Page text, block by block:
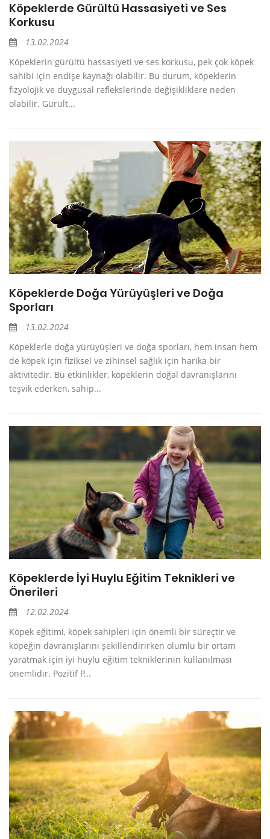
Köpeklerde Gürültü Hassasiyeti ve Ses
Korkusu
13.02.2024
Köpeklerin gürültü hassasiyeti ve ses korkusu, pek çok köpek
sahibi için endişe kaynağı olabilir. Bu durum, köpeklerin
fizyolojik ve duygusal reflekslerinde değişikliklere neden
olabilir. Gürült...
Köpeklerde Doğa Yürüyüşleri ve Doğa
Sporları
13.02.2024
Köpeklerle doğa yürüyüşleri ve doğa sporları, hem insan hem
de köpek için fiziksel ve zihinsel sağlık için harika bir
aktivitedir. Bu etkinlikler, köpeklerin doğal davranışlarını
teşvik ederken, sahip...
Köpeklerde İyi Huylu Eğitim Teknikleri ve
Önerileri
12.02.2024
Köpek eğitimi, köpek sahipleri için önemli bir süreçtir ve
köpeğin davranışlarını şekillendirirken olumlu bir ortam
yaratmak için iyi huylu eğitim tekniklerinin kullanılması
önemlidir. Pozitif P...